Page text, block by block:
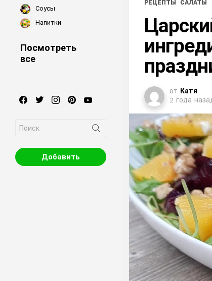
РЕЦЕПТЫ САЛАТЫ
от Катя
2 года
Соусы
Напитки
Посмотреть
все
facebooktwitterinstagrampinterest
for:
Добавить